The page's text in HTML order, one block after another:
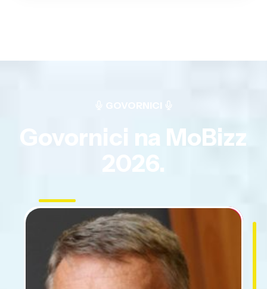
Govornici na MoBizz
2026.